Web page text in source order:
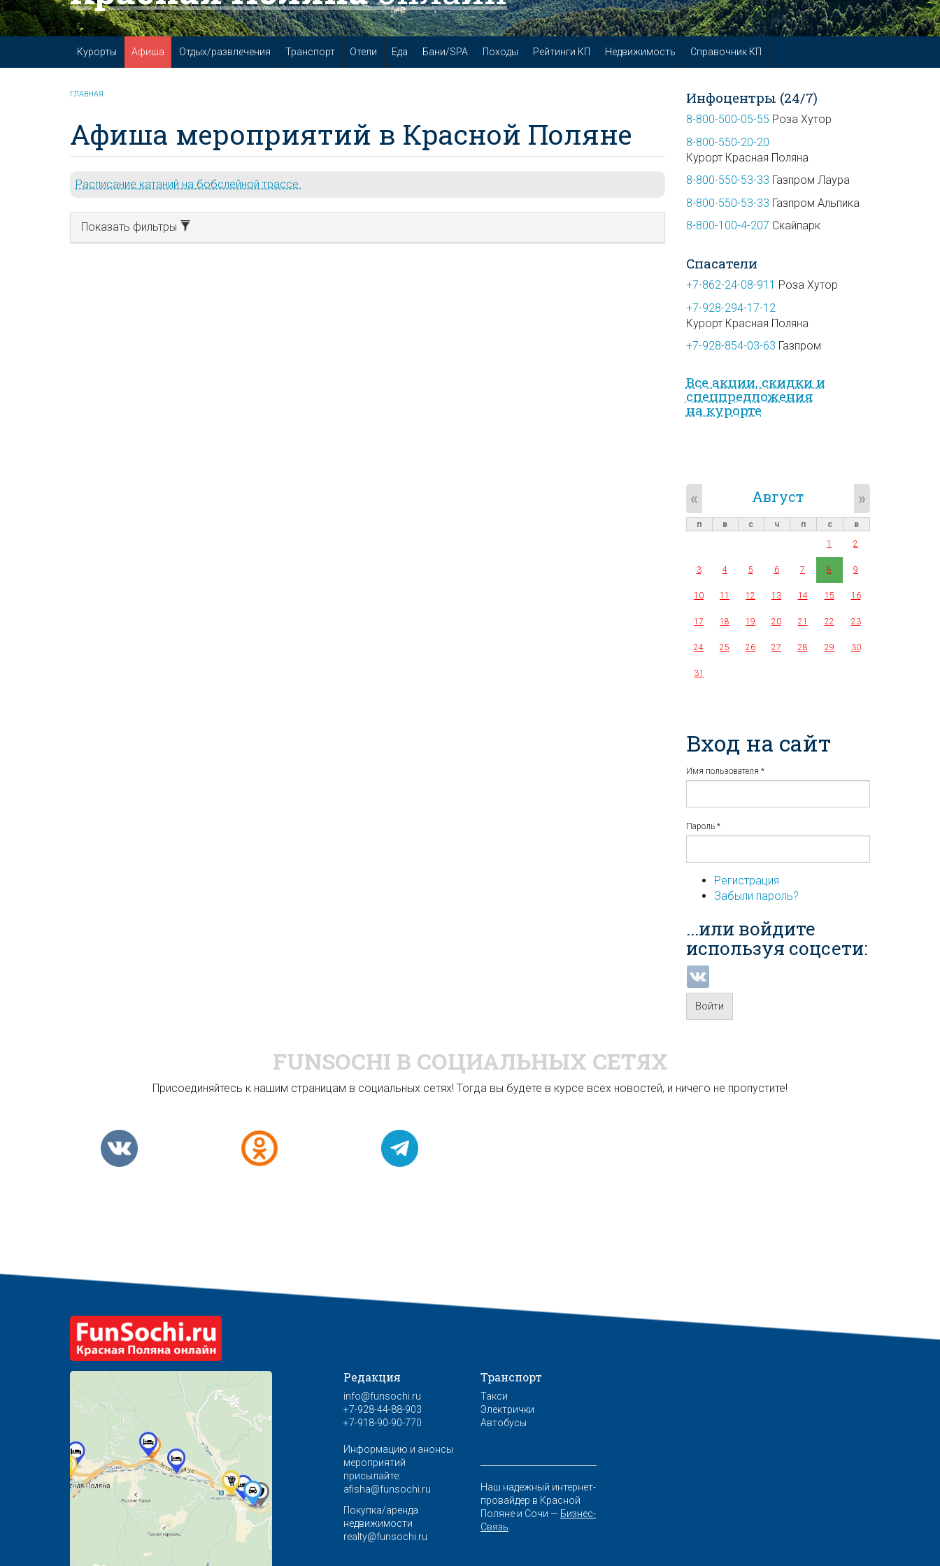
Курорты Афиша Отдых/развлечения Транспорт Отели Еда Бани/SPA Походы Рейтинги КП Недвижимость Справочник КП
ГЛАВНАЯ
Афиша мероприятий в Красной Поляне
Расписание катаний на бобслейной трассе.
Показать фильтры
Инфоцентры (24/7)
8-800-500-05-55 Роза Хутор
8-800-550-20-20
Курорт Красная Поляна
8-800-550-53-33 Газпром Лаура
8-800-550-53-33 Газпром Альпика
8-800-100-4-207 Скайпарк
Спасатели
+7-862-24-08-911 Роза Хутор
+7-928-294-17-12
Курорт Красная Поляна
+7-928-854-03-63 Газпром
Все акции, скидки и
спец­предложе­ния
на курорте
Август
« »
п в с ч п с
в
1
2
3 4 5 6 7 8 9
10 11 12 13 14 15 16
17 18 19 20 21 22 23
24 25 26 27 28 29 30
31
Вход на сайт
Имя пользователя *
Пароль *
Регистрация
Забыли пароль?
...или войдите
используя соцсети:
Войти
FUNSOCHI В СОЦИАЛЬНЫХ СЕТЯХ
Присоединяйтесь к нашим страницам в социальных сетях! Тогда вы будете в курсе всех новостей, и ничего не пропустите!
Редакция
info@funsochi.ru
+7-928-44-88-903
+7-918-90-90-770
Информацию и анонсы
мероприятий
присылайте:
afisha@funsochi.ru
Покупка/аренда
недвижимости
realty@funsochi.ru
Транспорт
Такси
Электрички
Автобусы
Наш надежный интернет-
провайдер в Красной
Поляне и Сочи — Бизнес-
Связь